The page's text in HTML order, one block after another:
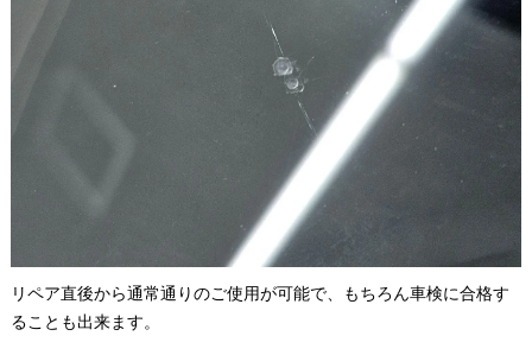
リペア直後から通常通りのご使用が可能で、もちろん車検に合格す
ることも出来ます。